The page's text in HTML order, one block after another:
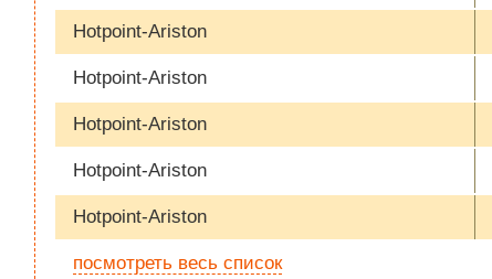
посмотреть весь список
Hotpoint-Ariston
Hotpoint-Ariston
Hotpoint-Ariston
Hotpoint-Ariston
Hotpoint-Ariston